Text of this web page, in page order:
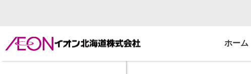
ホーム